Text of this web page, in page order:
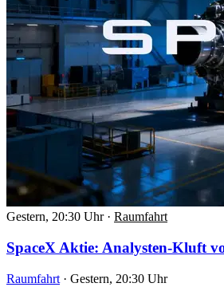
Gestern, 20:30 Uhr · Raumfahrt
SpaceX Aktie: Analysten-Kluft
Raumfahrt · Gestern, 20:30 Uhr